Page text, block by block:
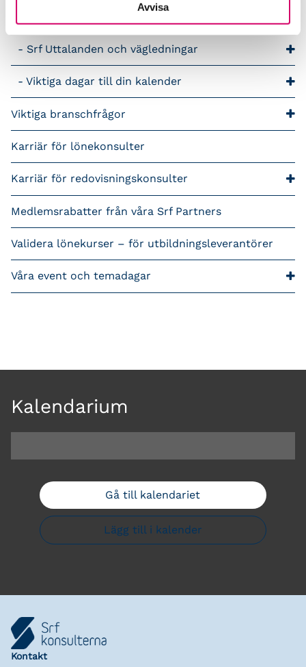
Avvisa
Srf Uttalanden och vägledningar
Viktiga dagar till din kalender
Viktiga branschfrågor
Karriär för lönekonsulter
Karriär för redovisningskonsulter
Medlemsrabatter från våra Srf Partners
Validera lönekurser – för utbildningsleverantörer
Våra event och temadagar
Kalendarium
Gå till kalendariet
Lägg till i kalender
Kontakt